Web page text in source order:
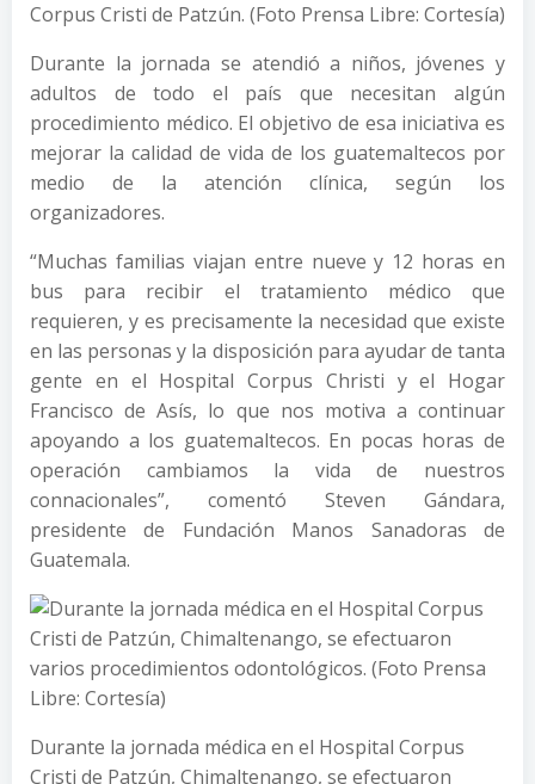
Corpus Cristi de Patzún. (Foto Prensa Libre: Cortesía)
Durante la jornada se atendió a niños, jóvenes y
adultos de todo el país que necesitan algún
procedimiento médico. El objetivo de esa iniciativa es
mejorar la calidad de vida de los guatemaltecos por
medio de la atención clínica, según los
organizadores.
“Muchas familias viajan entre nueve y 12 horas en
bus para recibir el tratamiento médico que
requieren, y es precisamente la necesidad que existe
en las personas y la disposición para ayudar de tanta
gente en el Hospital Corpus Christi y el Hogar
Francisco de Asís, lo que nos motiva a continuar
apoyando a los guatemaltecos. En pocas horas de
operación cambiamos la vida de nuestros
connacionales”, comentó Steven Gándara,
presidente de Fundación Manos Sanadoras de
Guatemala.
Durante la jornada médica en el Hospital Corpus
Cristi de Patzún, Chimaltenango, se efectuaron